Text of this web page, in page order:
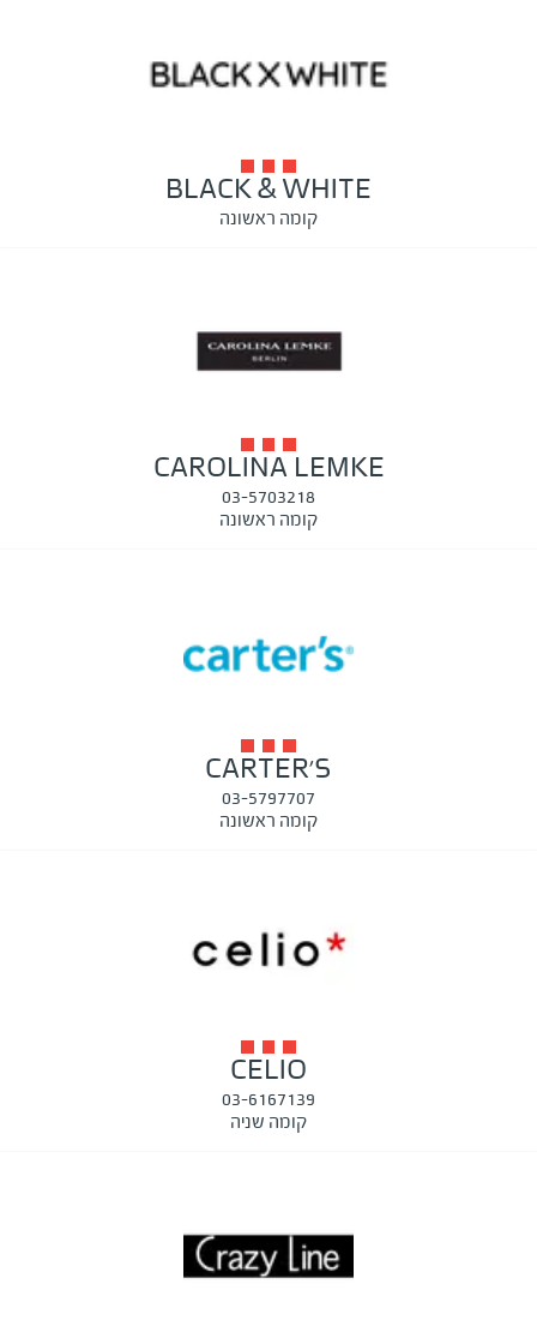
BLACK & WHITE
קומה ראשונה
CAROLINA LEMKE
03-5703218
קומה ראשונה
CARTER'S
03-5797707
קומה ראשונה
CELIO
03-6167139
קומה שניה